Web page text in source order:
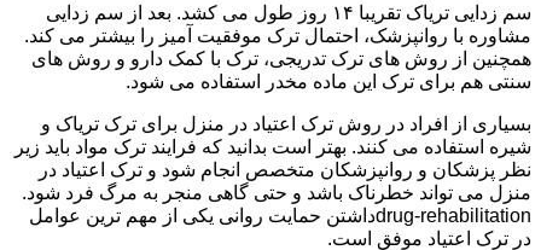
سم زدایی تریاک تقریبا ۱۴ روز طول می کشد. بعد از سم زدایی
مشاوره با روانپزشک، احتمال ترک موفقیت آمیز را بیشتر می کند.
همچنین از روش های ترک تدریجی، ترک با کمک دارو و روش های
سنتی هم برای ترک این ماده مخدر استفاده می شود.
بسیاری از افراد در روش ترک اعتیاد در منزل برای ترک تریاک و
شیره استفاده می کنند. بهتر است بدانید که فرایند ترک مواد باید زیر
نظر پزشکان و روانپزشکان متخصص انجام شود و ترک اعتیاد در
منزل می تواند خطرناک باشد و حتی گاهی منجر به مرگ فرد شود.
drug-rehabilitationداشتن حمایت روانی یکی از مهم ترین عوامل
در ترک اعتیاد موفق است.